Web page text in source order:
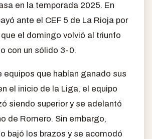
en la temporada 2025. En
ante el CEF 5 de La Rioja por
el domingo volvió al triunfo
con un sólido 3-0.
equipos que habían ganado sus
el inicio de la Liga, el equipo
siendo superior y se adelantó
de Romero. Sin embargo,
bajó los brazos y se acomodó